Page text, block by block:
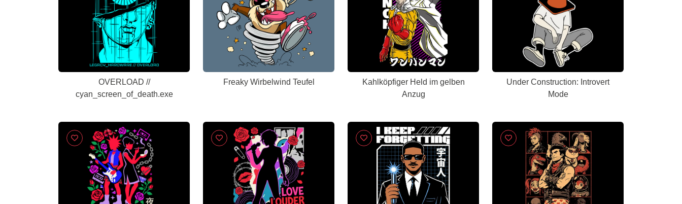
OVERLOAD //
cyan_screen_of_death.exe
Freaky Wirbelwind Teufel
Kahlköpfiger Held im gelben
Anzug
Under Construction: Introvert
Mode